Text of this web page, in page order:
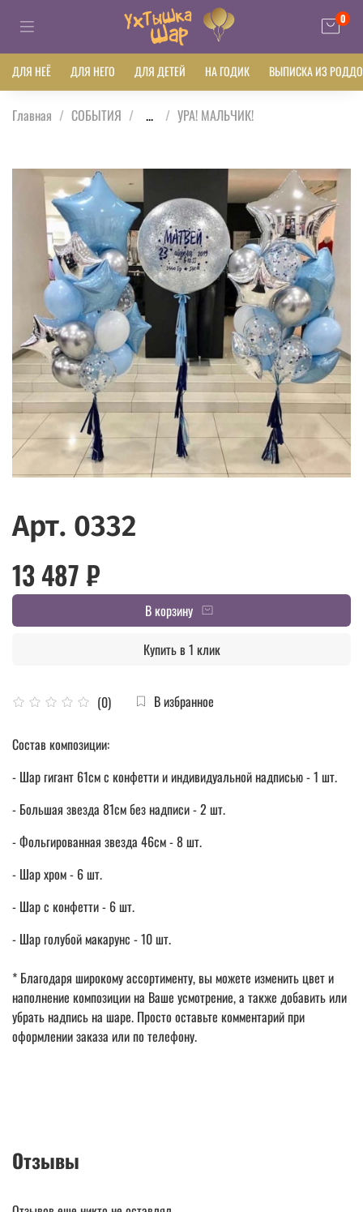
0
ДЛЯ НЕЁ ДЛЯ НЕГО ДЛЯ ДЕТЕЙ НА ГОДИК ВЫПИСКА ИЗ
Главная СОБЫТИЯ ... УРА! МАЛЬЧИК!
Арт. 0332
(0) В избранное
13 487 ₽
В корзину
Купить в 1 клик
Состав композиции:
- Шар гигант 61см с конфетти и индивидуальной надписью - 1 шт.
- Большая звезда 81см без надписи - 2 шт.
- Фольгированная звезда 46см - 8 шт.
- Шар хром - 6 шт.
- Шар с конфетти - 6 шт.
- Шар голубой макарунс - 10 шт.
* Благодаря широкому ассортименту, вы можете изменить цвет и
наполнение композиции на Ваше усмотрение, а также добавить или
убрать надпись на шаре. Просто оставьте комментарий при
оформлении заказа или по телефону.
Отзывы